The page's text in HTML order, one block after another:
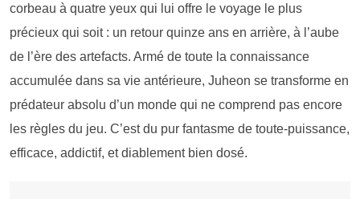
corbeau à quatre yeux qui lui offre le voyage le plus
précieux qui soit : un retour quinze ans en arrière, à l’aube
de l’ère des artefacts. Armé de toute la connaissance
accumulée dans sa vie antérieure, Juheon se transforme en
prédateur absolu d’un monde qui ne comprend pas encore
les règles du jeu. C’est du pur fantasme de toute-puissance,
efficace, addictif, et diablement bien dosé.